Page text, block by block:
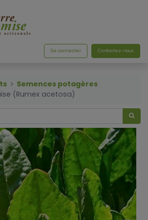
Se connecter Contactez-nous
Semences potagères
(Rumex acetosa)